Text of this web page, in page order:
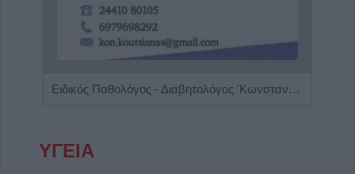
Ειδικός Παθολόγος - Διαβητολόγος 'Κωνσταντίνος Απ. Κουτσιανάς"
ΥΓΕΙΑ